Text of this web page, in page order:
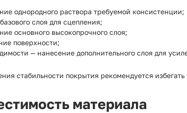
однородного раствора требуемой консистенции;
слоя для сцепления;
основного высокопрочного слоя;
поверхности;
— нанесение дополнительного слоя для
стабильности покрытия рекомендуется
материала